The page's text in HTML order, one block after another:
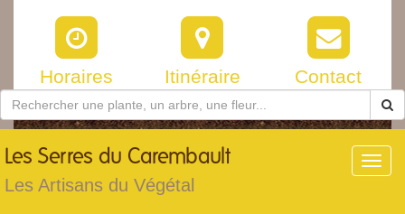
Horaires Itinéraire Contact
Les Serres du Carembault
Les Artisans du Végétal